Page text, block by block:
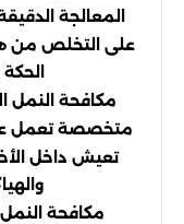
المعالجة
على التخلص من
مكافحة النمل
متخصصة تعمل
تعيش داخل
مكافحة